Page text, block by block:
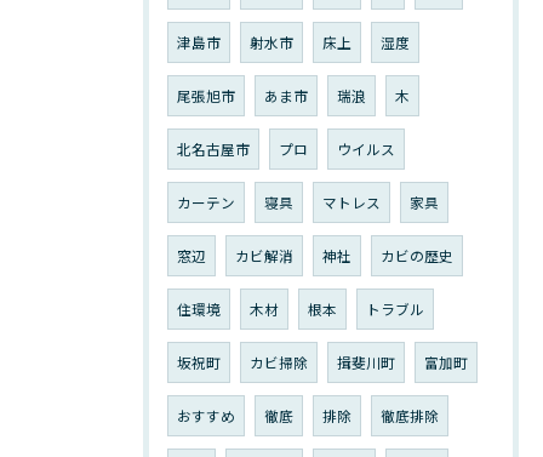
津島市 射水市 床上 湿度
尾張旭市 あま市 瑞浪 木
北名古屋市 プロ ウイルス
カーテン 寝具 マトレス 家具
窓辺 カビ解消 神社 カビの歴史
住環境 木材 根本 トラブル
坂祝町 カビ掃除 揖斐川町 富加町
おすすめ 徹底 排除 徹底排除